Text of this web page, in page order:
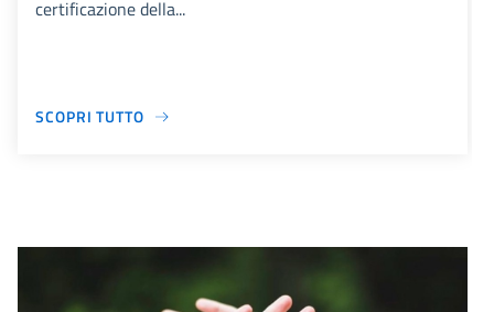
certificazione della...
SCOPRI TUTTO